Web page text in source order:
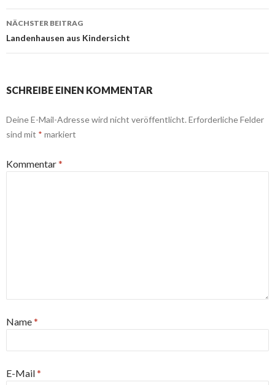
Beitrags-
Navigation
NÄCHSTER BEITRAG
Landenhausen aus Kindersicht
SCHREIBE EINEN KOMMENTAR
Deine E-Mail-Adresse wird nicht veröffentlicht.Erforderliche Felder
sind mit * markiert
Kommentar*
Name*
E-Mail*